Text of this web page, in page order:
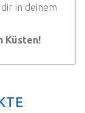
in deinem
Küsten!